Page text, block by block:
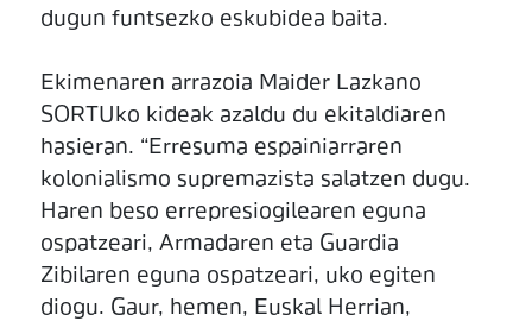
dugun funtsezko eskubidea baita.
Ekimenaren arrazoia Maider Lazkano
SORTUko kideak azaldu du ekitaldiaren
hasieran. “Erresuma espainiarraren
kolonialismo supremazista salatzen dugu.
Haren beso errepresiogilearen eguna
ospatzeari, Armadaren eta Guardia
Zibilaren eguna ospatzeari, uko egiten
diogu. Gaur, hemen, Euskal Herrian,